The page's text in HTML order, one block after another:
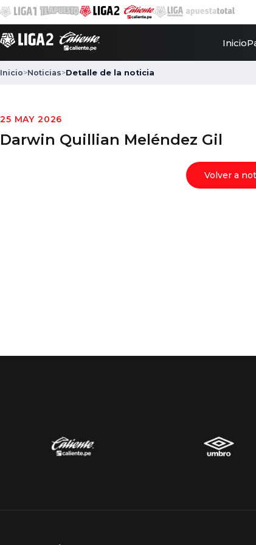
Inicio
Inicio>Noticias>Detalle de la noticia
25 MAY 2026
Darwin Quillian Meléndez Gil
Volver a